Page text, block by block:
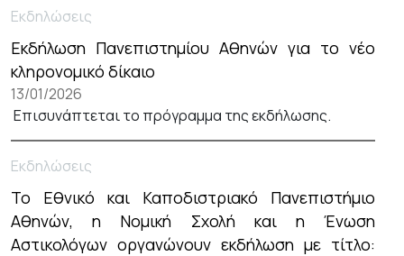
Εκδηλώσεις
Εκδήλωση Πανεπιστημίου Αθηνών για το νέο
κληρονομικό δίκαιο
13/01/2026
Επισυνάπτεται το πρόγραμμα της εκδήλωσης.
Εκδηλώσεις
Το Εθνικό και Καποδιστριακό Πανεπιστήμιο
Αθηνών, η Νομική Σχολή και η Ένωση
Αστικολόγων οργανώνουν εκδήλωση με τίτλο: